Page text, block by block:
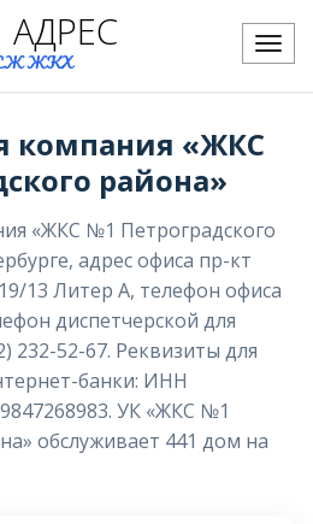
Меню
АДРЕС
ТСЖ ЖКХ
компания «ЖКС
района»
«ЖКС №1 Петроградского
адрес офиса пр-кт
13 Литер А, телефон офиса
диспетчерской для
232-52-67. Реквизиты для
банки: ИНН
УК «ЖКС №1
обслуживает 441 дом на